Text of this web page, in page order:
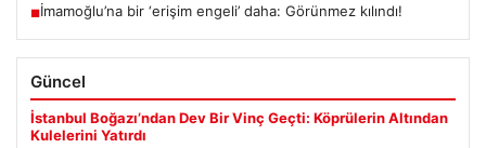
■İmamoğlu’na bir ‘erişim engeli’ daha: Görünmez kılındı!
Güncel
İstanbul Boğazı’ndan Dev Bir Vinç Geçti: Köprülerin Altından
Kulelerini Yatırdı